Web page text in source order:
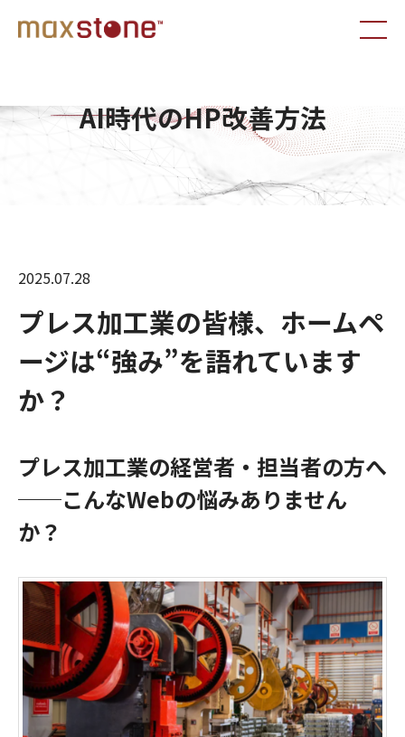
AI時代のHP改善方法
2025.07.28
プレス加工業の皆様、ホームペ
ージは“強み”を語れています
か？
プレス加工業の経営者・担当者の方へ
──こんなWebの悩みありません
か？